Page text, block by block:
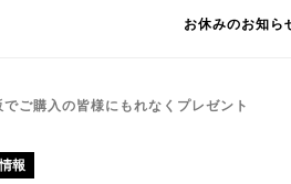
お休みのお知ら
でご購入の皆様にもれなくプレゼント
報